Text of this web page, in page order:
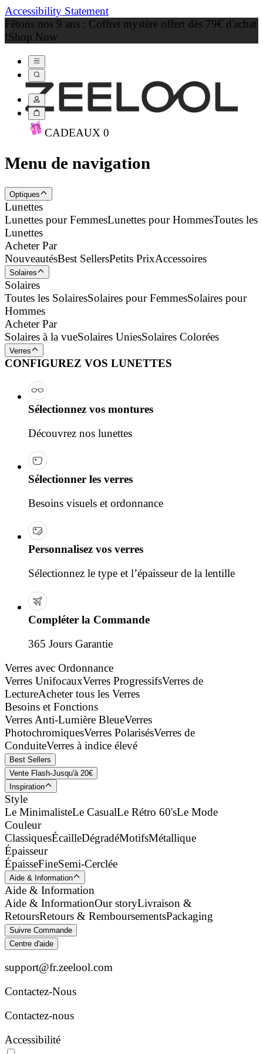
Accessibility Statement
Fêtons nos 9 ans : Coffret mystère offert dès 79€ d'achat
!Shop Now
CADEAUX 0
Menu de navigation
Optiques
Lunettes
Lunettes pour FemmesLunettes pour HommesToutes les
Lunettes
Acheter Par
NouveautésBest SellersPetits PrixAccessoires
Solaires
Solaires
Toutes les SolairesSolaires pour FemmesSolaires pour
Hommes
Acheter Par
Solaires à la vueSolaires UniesSolaires Colorées
Verres
CONFIGUREZ VOS LUNETTES
Sélectionnez vos montures
Découvrez nos lunettes
Sélectionner les verres
Besoins visuels et ordonnance
Personnalisez vos verres
Sélectionnez le type et l’épaisseur de la lentille
Compléter la Commande
365 Jours Garantie
Verres avec Ordonnance
Verres UnifocauxVerres ProgressifsVerres de
LectureAcheter tous les Verres
Besoins et Fonctions
Verres Anti-Lumière BleueVerres
PhotochromiquesVerres PolarisésVerres de
ConduiteVerres à indice élevé
Best Sellers
Vente Flash-Jusqu'à 20€
Inspiration
Style
Le MinimalisteLe CasualLe Rétro 60'sLe Mode
Couleur
ClassiquesÉcailleDégradéMotifsMétallique
Épaisseur
ÉpaisseFineSemi-Cerclée
Aide & Information
Aide & Information
Aide & InformationOur storyLivraison &
RetoursRetours & RemboursementsPackaging
Suivre Commande
Centre d'aide
support@fr.zeelool.com
Contactez-Nous​
Contactez-nous
Accessibilité